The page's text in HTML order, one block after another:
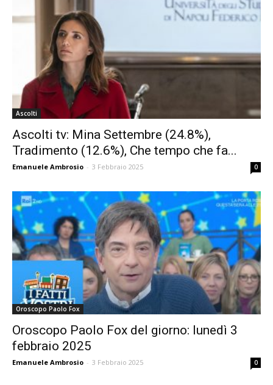
Ascolti
Ascolti tv: Mina Settembre (24.8%),
Tradimento (12.6%), Che tempo che fa...
Emanuele Ambrosio - 3 Febbraio 2025 0
Oroscopo Paolo Fox
Oroscopo Paolo Fox del giorno: lunedì 3
febbraio 2025
Emanuele Ambrosio - 3 Febbraio 2025 0